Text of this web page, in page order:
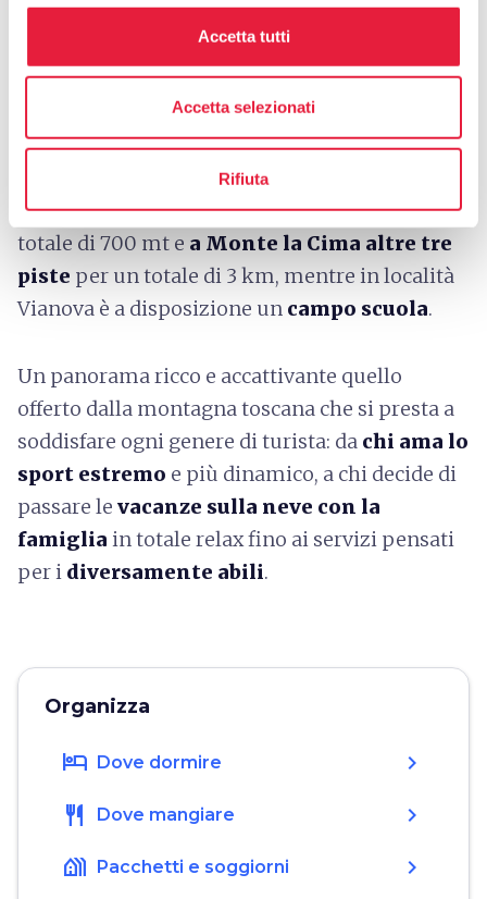
Accetta tutti
Accetta selezionati
Rifiuta
Apuane e l’Appennino.
Particolarmente adatto a chi mette gli sci ai
piedi per la prima volta è il Casone di
Profecchia, dotato di campi scuola ma anche di
piste più impegnative. A Careggine, in località
Formica sono presentidue piste da sciper un
totale di 700 mt e a Monte la Cima altre tre
piste per un totale di 3 km, mentre in località
Vianova è a disposizione un campo scuola.
Un panorama ricco e accattivante quello
offerto dalla montagna toscana che si presta a
soddisfare ogni genere di turista: da chi ama lo
sport estremo e più dinamico, a chi decide di
passare le vacanze sulla neve con la
famiglia in totale relax fino ai servizi pensati
per i diversamente abili.
Organizza
hotel Dove dormire chevron_right
restaurant Dove mangiare chevron_right
holiday_village Pacchetti e soggiorni chevron_right